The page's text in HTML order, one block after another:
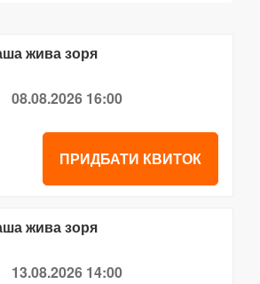
жива зоря
08.08.2026 16:00
ПРИДБАТИ КВИТОК
жива зоря
13.08.2026 14:00